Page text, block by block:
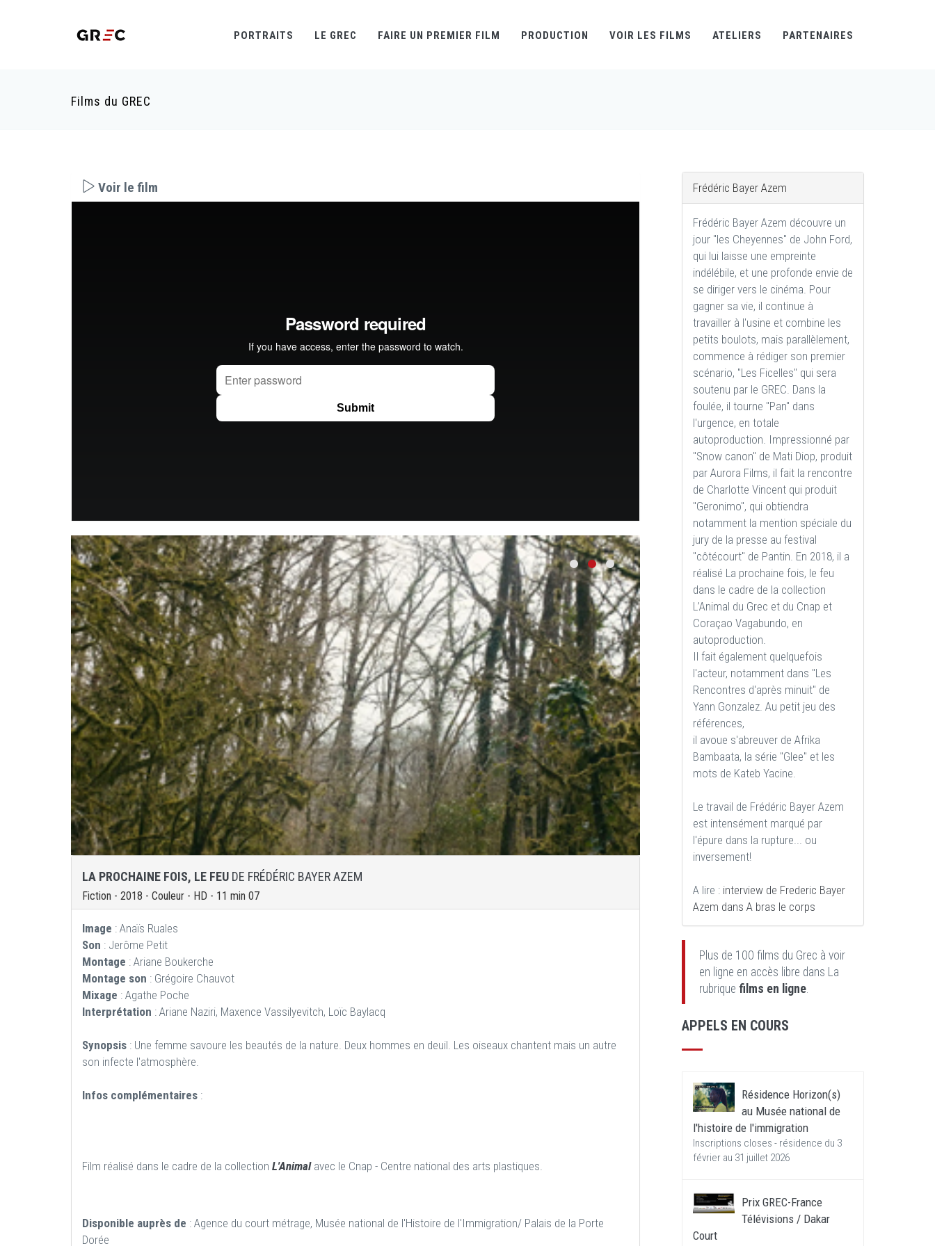
PORTRAITS LE GREC FAIRE UN PREMIER FILM PRODUCTION VOIR LES FILMS ATELIERS PARTENAIRES
Films du GREC
Voir le film
LA PROCHAINE FOIS, LE FEU DE FRÉDÉRIC BAYER AZEM
Fiction - 2018 - Couleur - HD - 11 min 07
Image : Anaïs Ruales
Son : Jerôme Petit
Montage : Ariane Boukerche
Montage son : Grégoire Chauvot
Mixage : Agathe Poche
Interprétation : Ariane Naziri, Maxence Vassilyevitch, Loïc Baylacq
Synopsis : Une femme savoure les beautés de la nature. Deux hommes en deuil. Les oiseaux chantent mais un autre
son infecte l'atmosphère.
Infos complémentaires :
Film réalisé dans le cadre de la collection L'Animal avec le Cnap - Centre national des arts plastiques.
Disponible auprès de : Agence du court métrage, Musée national de l'Histoire de l'Immigration/ Palais de la Porte
Dorée
Frédéric Bayer Azem
Frédéric Bayer Azem découvre un
jour "les Cheyennes" de John Ford,
qui lui laisse une empreinte
indélébile, et une profonde envie de
se diriger vers le cinéma. Pour
gagner sa vie, il continue à
travailler à l'usine et combine les
petits boulots, mais parallèlement,
commence à rédiger son premier
scénario, "Les Ficelles" qui sera
soutenu par le GREC. Dans la
foulée, il tourne "Pan" dans
l'urgence, en totale
autoproduction. Impressionné par
"Snow canon" de Mati Diop, produit
par Aurora Films, il fait la rencontre
de Charlotte Vincent qui produit
"Geronimo", qui obtiendra
notamment la mention spéciale du
jury de la presse au festival
"côtécourt" de Pantin. En 2018, il a
réalisé La prochaine fois, le feu
dans le cadre de la collection
L’Animal du Grec et du Cnap et
Coraçao Vagabundo, en
autoproduction.
Il fait également quelquefois
l'acteur, notamment dans "Les
Rencontres d'après minuit" de
Yann Gonzalez. Au petit jeu des
références,
il avoue s'abreuver de Afrika
Bambaata, la série "Glee" et les
mots de Kateb Yacine.
Le travail de Frédéric Bayer Azem
est intensément marqué par
l'épure dans la rupture... ou
inversement!
A lire : interview de Frederic Bayer
Azem dans A bras le corps
Plus de 100 films du Grec à voir
en ligne en accès libre dans La
rubrique films en ligne.
APPELS EN COURS
Résidence Horizon(s)
au Musée national de
l'histoire de l'immigration
Inscriptions closes - résidence du 3
février au 31 juillet 2026
Prix GREC-France
Télévisions / Dakar
Court